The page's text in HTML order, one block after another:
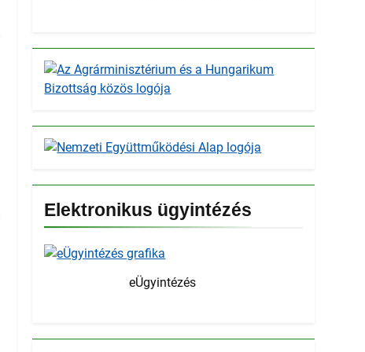
Elektronikus ügyintézés
eÜgyintézés